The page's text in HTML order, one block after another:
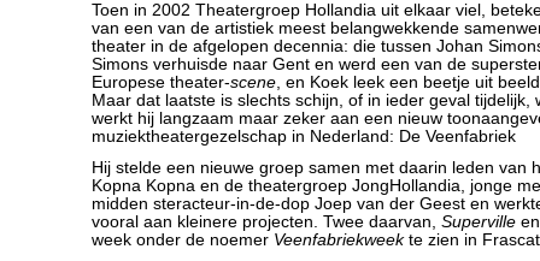
Toen in 2002 Theatergroep Hollandia uit elkaar viel,
van een van de artistiek meest belangwekkende
theater in de afgelopen decennia: die tussen Johan
Simons verhuisde naar Gent en werd een van de
Europese theater-scene, en Koek leek een beetje uit
Maar dat laatste is slechts schijn, of in ieder geval tijdelijk,
werkt hij langzaam maar zeker aan een nieuw
muziektheatergezelschap in Nederland: De Veenfabriek
Hij stelde een nieuwe groep samen met daarin leden van
Kopna Kopna en de theatergroep JongHollandia, jonge
midden steracteur-in-de-dop Joep van der Geest en
vooral aan kleinere projecten. Twee daarvan, Superville
week onder de noemer Veenfabriekweekte zien in